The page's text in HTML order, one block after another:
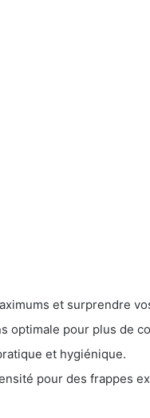
et surprendre
optimale pour plus de
et hygiénique.
pour des frappes